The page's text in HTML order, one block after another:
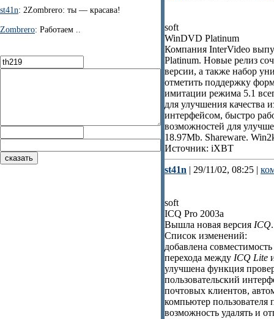
st41n: 2Zombrero: ты — красава!
Zombrero: Работаем ..
soft
WinDVD Platinum
Компания InterVideo
Platinum. Новые релиз
версии, а также набор
отметить поддержку
имитации режима 5.1
для улучшения качества
интерфейсом, быстро
возможностей для
18.97Mb. Shareware.
Источник: iXBT
st41n | 29/11/02, 08:25 |
soft
ICQ Pro 2003a
Вышла новая версия ICQ
Список изменений:
добавлена
перехода между ICQ Lite
улучшена функция
пользовательский
почтовых клиентов,
компьютер пользователя
возможность удалять и